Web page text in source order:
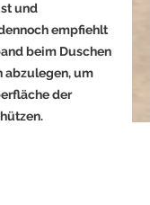
und
empfiehlt
beim Duschen
abzulegen, um
der